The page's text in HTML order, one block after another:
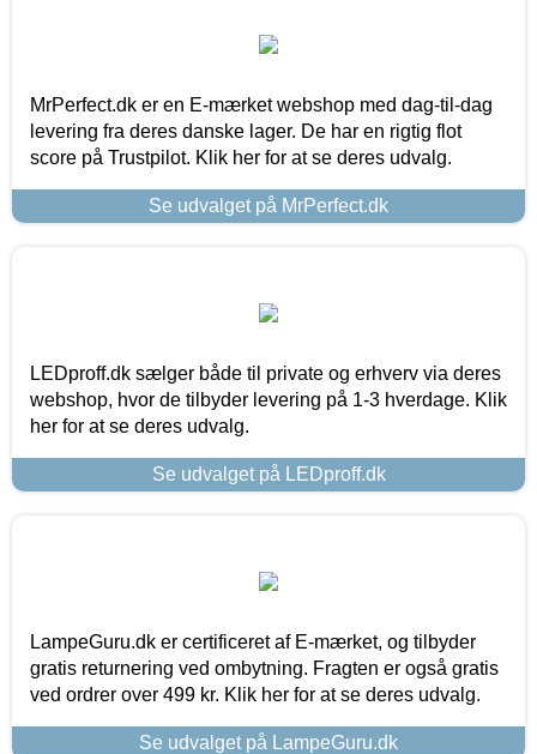
MrPerfect.dk er en E-mærket webshop med dag-til-dag
levering fra deres danske lager. De har en rigtig flot
score på Trustpilot. Klik her for at se deres udvalg.
Se udvalget på MrPerfect.dk
LEDproff.dk sælger både til private og erhverv via deres
webshop, hvor de tilbyder levering på 1-3 hverdage. Klik
her for at se deres udvalg.
Se udvalget på LEDproff.dk
LampeGuru.dk er certificeret af E-mærket, og tilbyder
gratis returnering ved ombytning. Fragten er også gratis
ved ordrer over 499 kr. Klik her for at se deres udvalg.
Se udvalget på LampeGuru.dk